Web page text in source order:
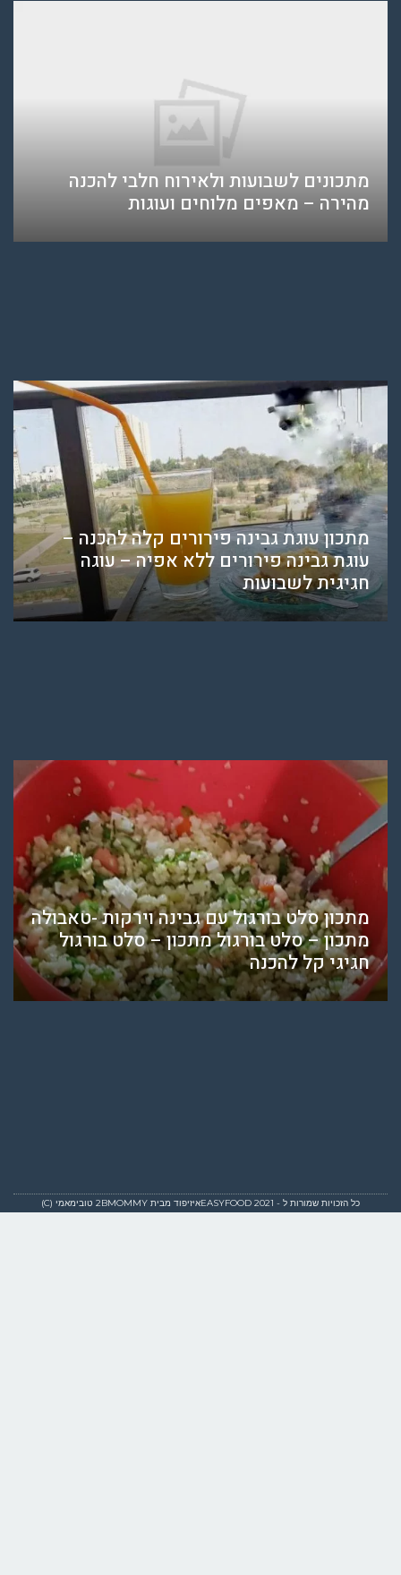
מתכונים לשבועות ולאירוח חלבי להכנה
מהירה – מאפים מלוחים ועוגות
מתכון עוגת גבינה פירורים קלה להכנה –
עוגת גבינה פירורים ללא אפיה – עוגה
חגיגית לשבועות
מתכון סלט בורגול עם גבינה וירקות -טאבולה
מתכון – סלט בורגול מתכון – סלט בורגול
חגיגי קל להכנה
כל הזכויות שמורות ל - EASYFOOD 2021איזיפוד מבית 2BMOMMY טובימאמי (C)